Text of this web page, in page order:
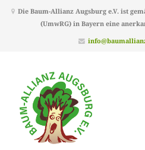
Die Baum-Allianz Augsburg e.V. ist
(UmwRG) in Bayern eine